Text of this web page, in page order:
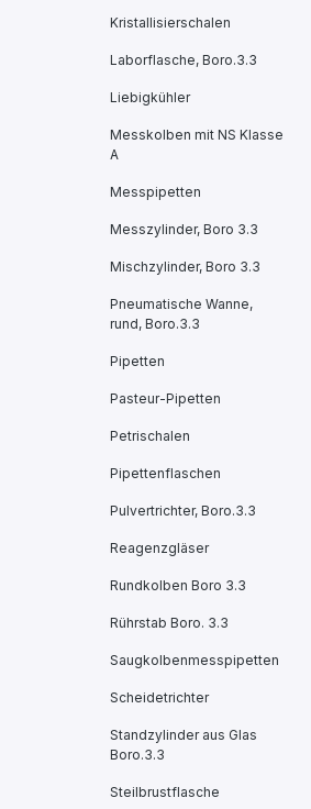
Kristallisierschalen
Laborflasche, Boro.3.3
Liebigkühler
Messkolben mit NS Klasse
A
Messpipetten
Messzylinder, Boro 3.3
Mischzylinder, Boro 3.3
Pneumatische Wanne,
rund, Boro.3.3
Pipetten
Pasteur-Pipetten
Petrischalen
Pipettenflaschen
Pulvertrichter, Boro.3.3
Reagenzgläser
Rundkolben Boro 3.3
Rührstab Boro. 3.3
Saugkolbenmesspipetten
Scheidetrichter
Standzylinder aus Glas
Boro.3.3
Steilbrustflasche